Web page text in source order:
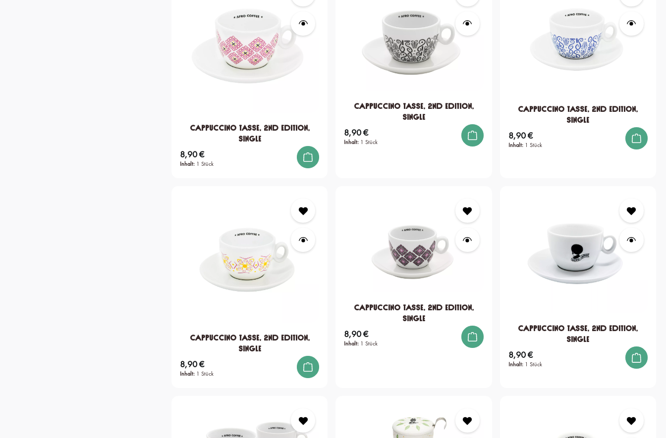
Cappuccino Tasse, 2nd edition,
single
Inhalt: 1 Stück
Regulärer Preis:
8,90 €
Cappuccino Tasse, 2nd edition,
single
Inhalt: 1 Stück
Regulärer Preis:
8,90 €
Cappuccino Tasse, 2nd edition,
single
Inhalt: 1 Stück
Regulärer Preis:
8,90 €
Cappuccino Tasse, 2nd edition,
single
Inhalt: 1 Stück
Regulärer Preis:
8,90 €
Cappuccino Tasse, 2nd edition,
single
Inhalt: 1 Stück
Regulärer Preis:
8,90 €
Cappuccino Tasse, 2nd edition,
single
Inhalt: 1 Stück
Regulärer Preis:
8,90 €